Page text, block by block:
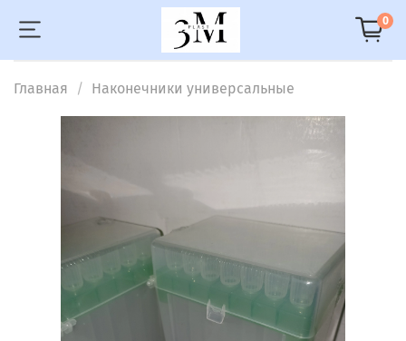
0
Главная Наконечники универсальные